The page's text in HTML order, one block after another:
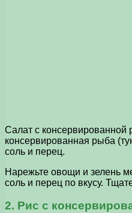
Салат с консервированной
консервированная рыба
соль и перец.
Нарежьте овощи и зелень
соль и перец по вкусу.
2. Рис с